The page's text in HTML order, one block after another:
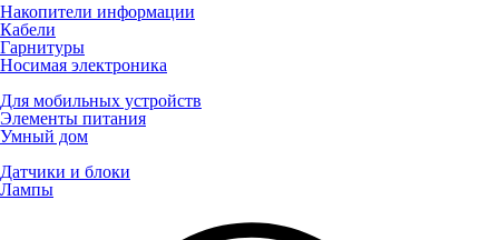
Накопители информации
Кабели
Гарнитуры
Носимая электроника
Для мобильных устройств
Элементы питания
Умный дом
Датчики и блоки
Лампы